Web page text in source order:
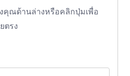
ณด้านล่างหรือคลิกปุ่มเพื่อ
ตรง